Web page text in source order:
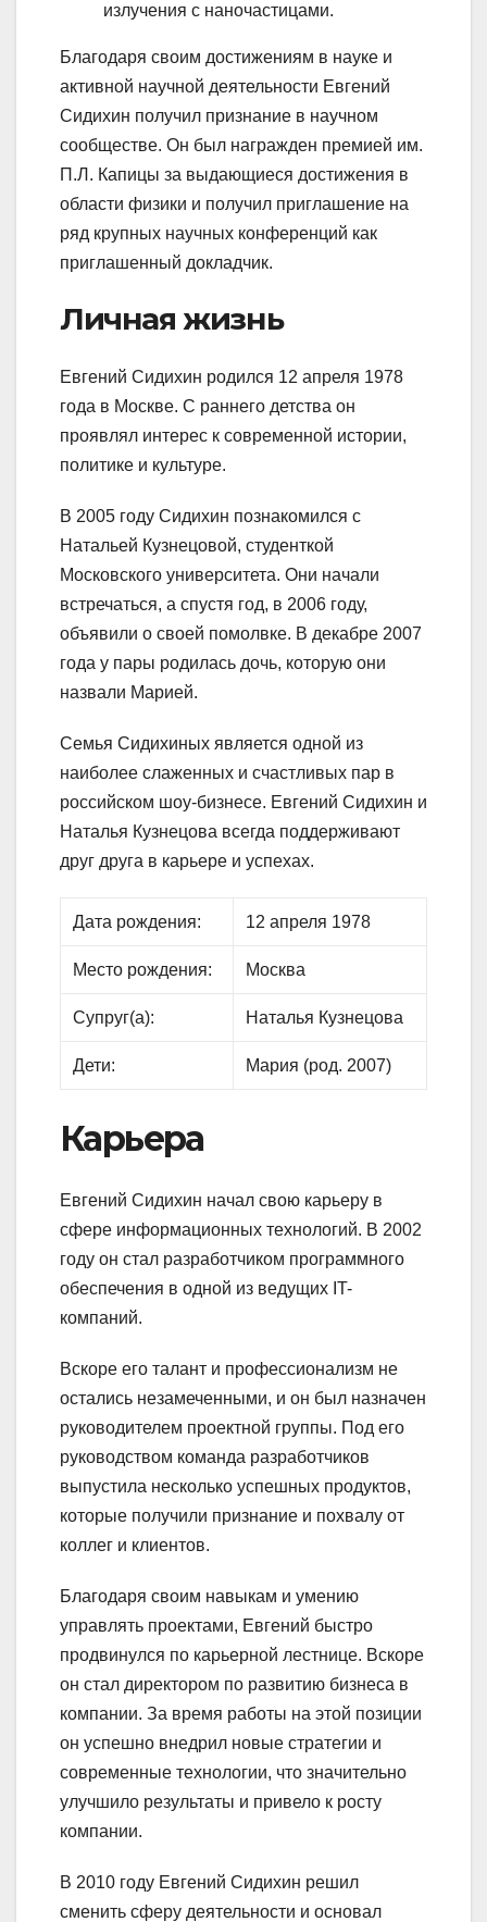
излучения с наночастицами.
Благодаря своим достижениям в науке и
активной научной деятельности Евгений
Сидихин получил признание в научном
сообществе. Он был награжден премией им.
П.Л. Капицы за выдающиеся достижения в
области физики и получил приглашение на
ряд крупных научных конференций как
приглашенный докладчик.
Личная жизнь
Евгений Сидихин родился 12 апреля 1978
года в Москве. С раннего детства он
проявлял интерес к современной истории,
политике и культуре.
В 2005 году Сидихин познакомился с
Натальей Кузнецовой, студенткой
Московского университета. Они начали
встречаться, а спустя год, в 2006 году,
объявили о своей помолвке. В декабре 2007
года у пары родилась дочь, которую они
назвали Марией.
Семья Сидихиных является одной из
наиболее слаженных и счастливых пар в
российском шоу-бизнесе. Евгений Сидихин и
Наталья Кузнецова всегда поддерживают
друг друга в карьере и успехах.
Дата рождения: 12 апреля 1978
Место рождения: Москва
Супруг(а): Наталья Кузнецова
Дети: Мария (род. 2007)
Карьера
Евгений Сидихин начал свою карьеру в
сфере информационных технологий. В 2002
году он стал разработчиком программного
обеспечения в одной из ведущих IT-
компаний.
Вскоре его талант и профессионализм не
остались незамеченными, и он был назначен
руководителем проектной группы. Под его
руководством команда разработчиков
выпустила несколько успешных продуктов,
которые получили признание и похвалу от
коллег и клиентов.
Благодаря своим навыкам и умению
управлять проектами, Евгений быстро
продвинулся по карьерной лестнице. Вскоре
он стал директором по развитию бизнеса в
компании. За время работы на этой позиции
он успешно внедрил новые стратегии и
современные технологии, что значительно
улучшило результаты и привело к росту
компании.
В 2010 году Евгений Сидихин решил
сменить сферу деятельности и основал